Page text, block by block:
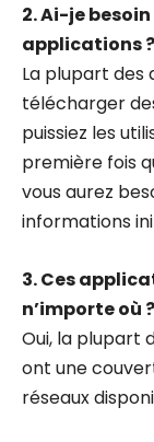
2. Ai-je
applications ?
La plupart des
télécharger
puissiez les
première fois
vous aurez
informations
3. Ces
n’importe où ?
Oui, la plupart
ont une
réseaux